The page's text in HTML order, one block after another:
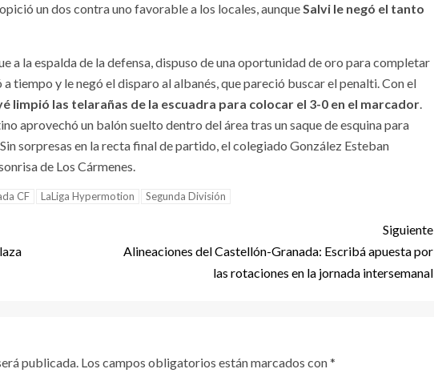
un dos contra uno favorable a los locales, aunqueSalvi le negó el tanto
a la espalda de la defensa, dispuso de una oportunidad de oro para completar
tiempo y le negó el disparo al albanés, que pareció buscar el penalti. Con el
limpió las telarañas de la escuadra para colocar el 3-0 en el marcador.
aprovechó un balón suelto dentro del área tras un saque de esquina para
Sin sorpresas en la recta final de partido, el colegiado González Esteban
de Los Cármenes.
CF LaLiga Hypermotion Segunda División
Siguiente
Alineaciones del Castellón-Granada: Escribá apuesta por
las rotaciones en la jornada intersemanal
publicada. Los campos obligatorios están marcados con*